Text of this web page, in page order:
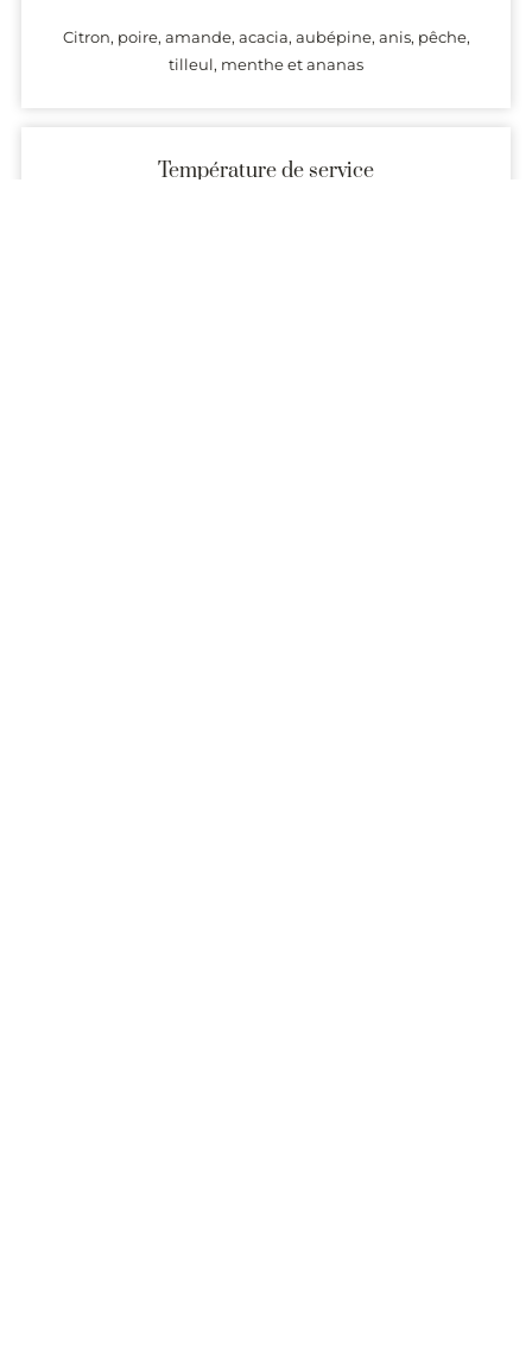
Citron, poire, amande, acacia, aubépine, anis, pêche,
tilleul, menthe et ananas
Température de service